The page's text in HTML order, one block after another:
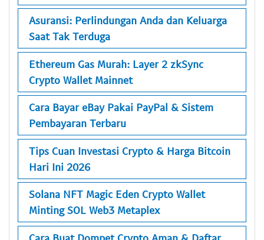
Asuransi: Perlindungan Anda dan Keluarga
Saat Tak Terduga
Ethereum Gas Murah: Layer 2 zkSync
Crypto Wallet Mainnet
Cara Bayar eBay Pakai PayPal & Sistem
Pembayaran Terbaru
Tips Cuan Investasi Crypto & Harga Bitcoin
Hari Ini 2026
Solana NFT Magic Eden Crypto Wallet
Minting SOL Web3 Metaplex